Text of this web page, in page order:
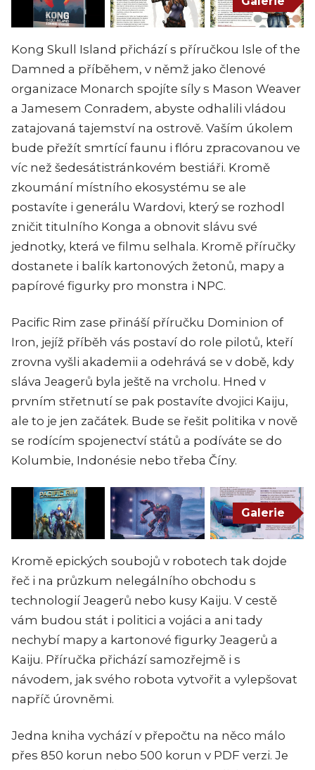
Kong Skull Island přichází s příručkou Isle of the
Damned a příběhem, v němž jako členové
organizace Monarch spojíte síly s Mason Weaver
a Jamesem Conradem, abyste odhalili vládou
zatajovaná tajemství na ostrově. Vaším úkolem
bude přežít smrtící faunu i flóru zpracovanou ve
víc než šedesátistránkovém bestiáři. Kromě
zkoumání místního ekosystému se ale
postavíte i generálu Wardovi, který se rozhodl
zničit titulního Konga a obnovit slávu své
jednotky, která ve filmu selhala. Kromě příručky
dostanete i balík kartonových žetonů, mapy a
papírové figurky pro monstra i NPC.
Pacific Rim zase přináší příručku Dominion of
Iron, jejíž příběh vás postaví do role pilotů, kteří
zrovna vyšli akademii a odehrává se v době, kdy
sláva Jeagerů byla ještě na vrcholu. Hned v
prvním střetnutí se pak postavíte dvojici Kaiju,
ale to je jen začátek. Bude se řešit politika v nově
se rodícím spojenectví států a podíváte se do
Kolumbie, Indonésie nebo třeba Číny.
Galerie
Kromě epických soubojů v robotech tak dojde
řeč i na průzkum nelegálního obchodu s
technologií Jeagerů nebo kusy Kaiju. V cestě
vám budou stát i politici a vojáci a ani tady
nechybí mapy a kartonové figurky Jeagerů a
Kaiju. Příručka přichází samozřejmě i s
návodem, jak svého robota vytvořit a vylepšovat
napříč úrovněmi.
Jedna kniha vychází v přepočtu na něco málo
přes 850 korun nebo 500 korun v PDF verzi. Je